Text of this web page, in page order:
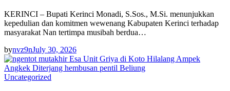
KERINCI – Bupati Kerinci Monadi, S.Sos., M.Si. menunjukkan
kepedulian dan komitmen wewenang Kabupaten Kerinci terhadap
masyarakat Nan tertimpa musibah berdua…
bynvz9nJuly 30, 2026
Uncategorized